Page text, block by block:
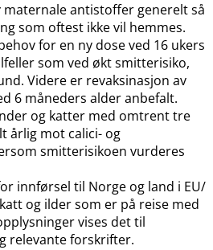
maternale antistoffer generelt så
som oftest ikke vil hemmes.
for en ny dose ved 16 ukers
som ved økt smitterisiko,
Videre er revaksinasjon av
6 måneders alder anbefalt.
og katter med omtrent tre
årlig mot calici- og
smitterisikoen vurderes
innførsel til Norge og land i EU​/​
og ilder som er på reise med
vises det til
relevante forskrifter.